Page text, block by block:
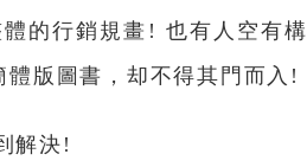
的行銷規畫! 也有人空有構
版圖書，却不得其門而入!
解決!